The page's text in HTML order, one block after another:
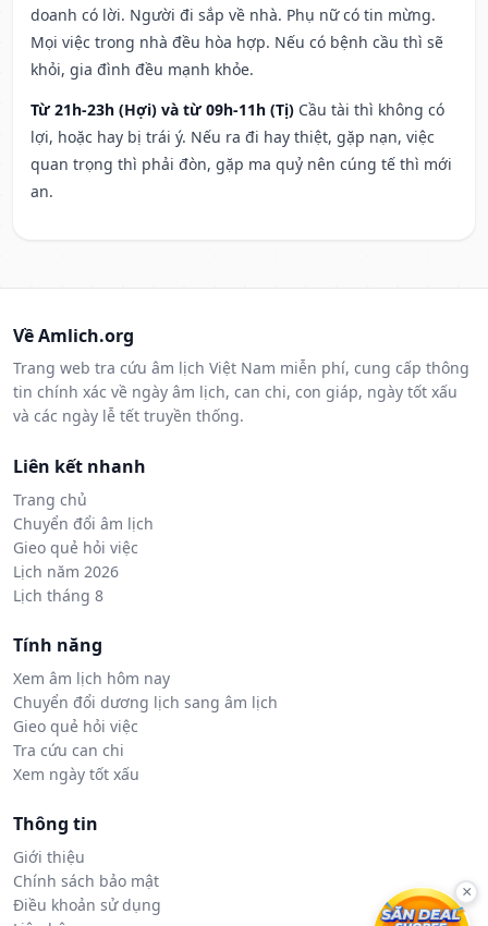
doanh có lời. Người đi sắp về nhà. Phụ nữ có tin mừng.
Mọi việc trong nhà đều hòa hợp. Nếu có bệnh cầu thì sẽ
khỏi, gia đình đều mạnh khỏe.
Từ 21h-23h (Hợi) và từ 09h-11h (Tị) Cầu tài thì không có
lợi, hoặc hay bị trái ý. Nếu ra đi hay thiệt, gặp nạn, việc
quan trọng thì phải đòn, gặp ma quỷ nên cúng tế thì mới
an.
Về Amlich.org
Trang web tra cứu âm lịch Việt Nam miễn phí, cung cấp thông
tin chính xác về ngày âm lịch, can chi, con giáp, ngày tốt xấu
và các ngày lễ tết truyền thống.
Liên kết nhanh
Trang chủ
Chuyển đổi âm lịch
Gieo quẻ hỏi việc
Lịch năm 2026
Lịch tháng 8
Tính năng
Xem âm lịch hôm nay
Chuyển đổi dương lịch sang âm lịch
Gieo quẻ hỏi việc
Tra cứu can chi
Xem ngày tốt xấu
Thông tin
Giới thiệu
Chính sách bảo mật
Điều khoản sử dụng
×